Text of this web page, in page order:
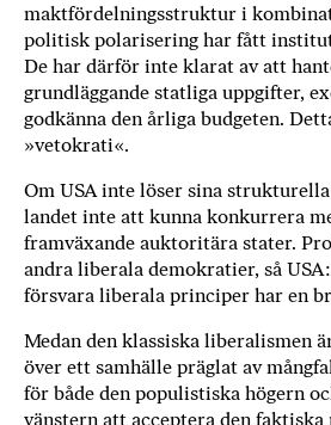
t
,
k
ö
p
k
e
r
n
l
i
maktfördelningsstruktur i
politisk polarisering har fått
De har därför inte klarat av att
grundläggande statliga uppgifter,
godkänna den årliga budgeten.
»vetokrati«.
Om USA inte löser sina
landet inte att kunna konkurrera
framväxande auktoritära stater.
andra liberala demokratier, så
försvara liberala principer har en
Medan den klassiska liberalismen
över ett samhälle präglat av
för både den populistiska högern
vänstern att acceptera den faktiska